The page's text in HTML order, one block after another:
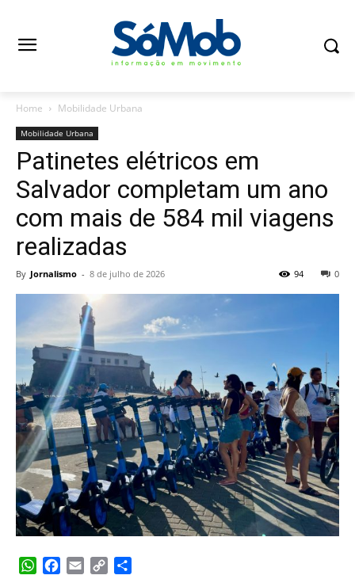
Home Mobilidade Urbana
Mobilidade Urbana
Patinetes elétricos em
Salvador completam um ano
com mais de 584 mil viagens
realizadas
By Jornalismo - 8 de julho de 2026 0
94
WhatsApp
Facebook
Email Copy